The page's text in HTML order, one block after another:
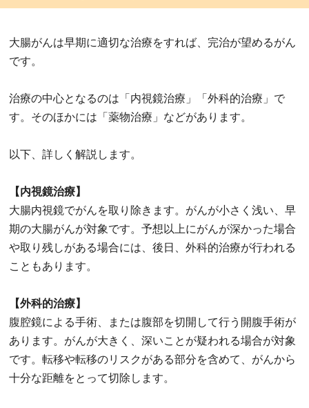
大腸がんは早期に適切な治療をすれば、完治が望めるがん
です。
治療の中心となるのは「内視鏡治療」「外科的治療」で
す。そのほかには「薬物治療」などがあります。
以下、詳しく解説します。
【内視鏡治療】
大腸内視鏡でがんを取り除きます。がんが小さく浅い、早
期の大腸がんが対象です。予想以上にがんが深かった場合
や取り残しがある場合には、後日、外科的治療が行われる
こともあります。
【外科的治療】
腹腔鏡による手術、または腹部を切開して行う開腹手術が
あります。がんが大きく、深いことが疑われる場合が対象
です。転移や転移のリスクがある部分を含めて、がんから
十分な距離をとって切除します。